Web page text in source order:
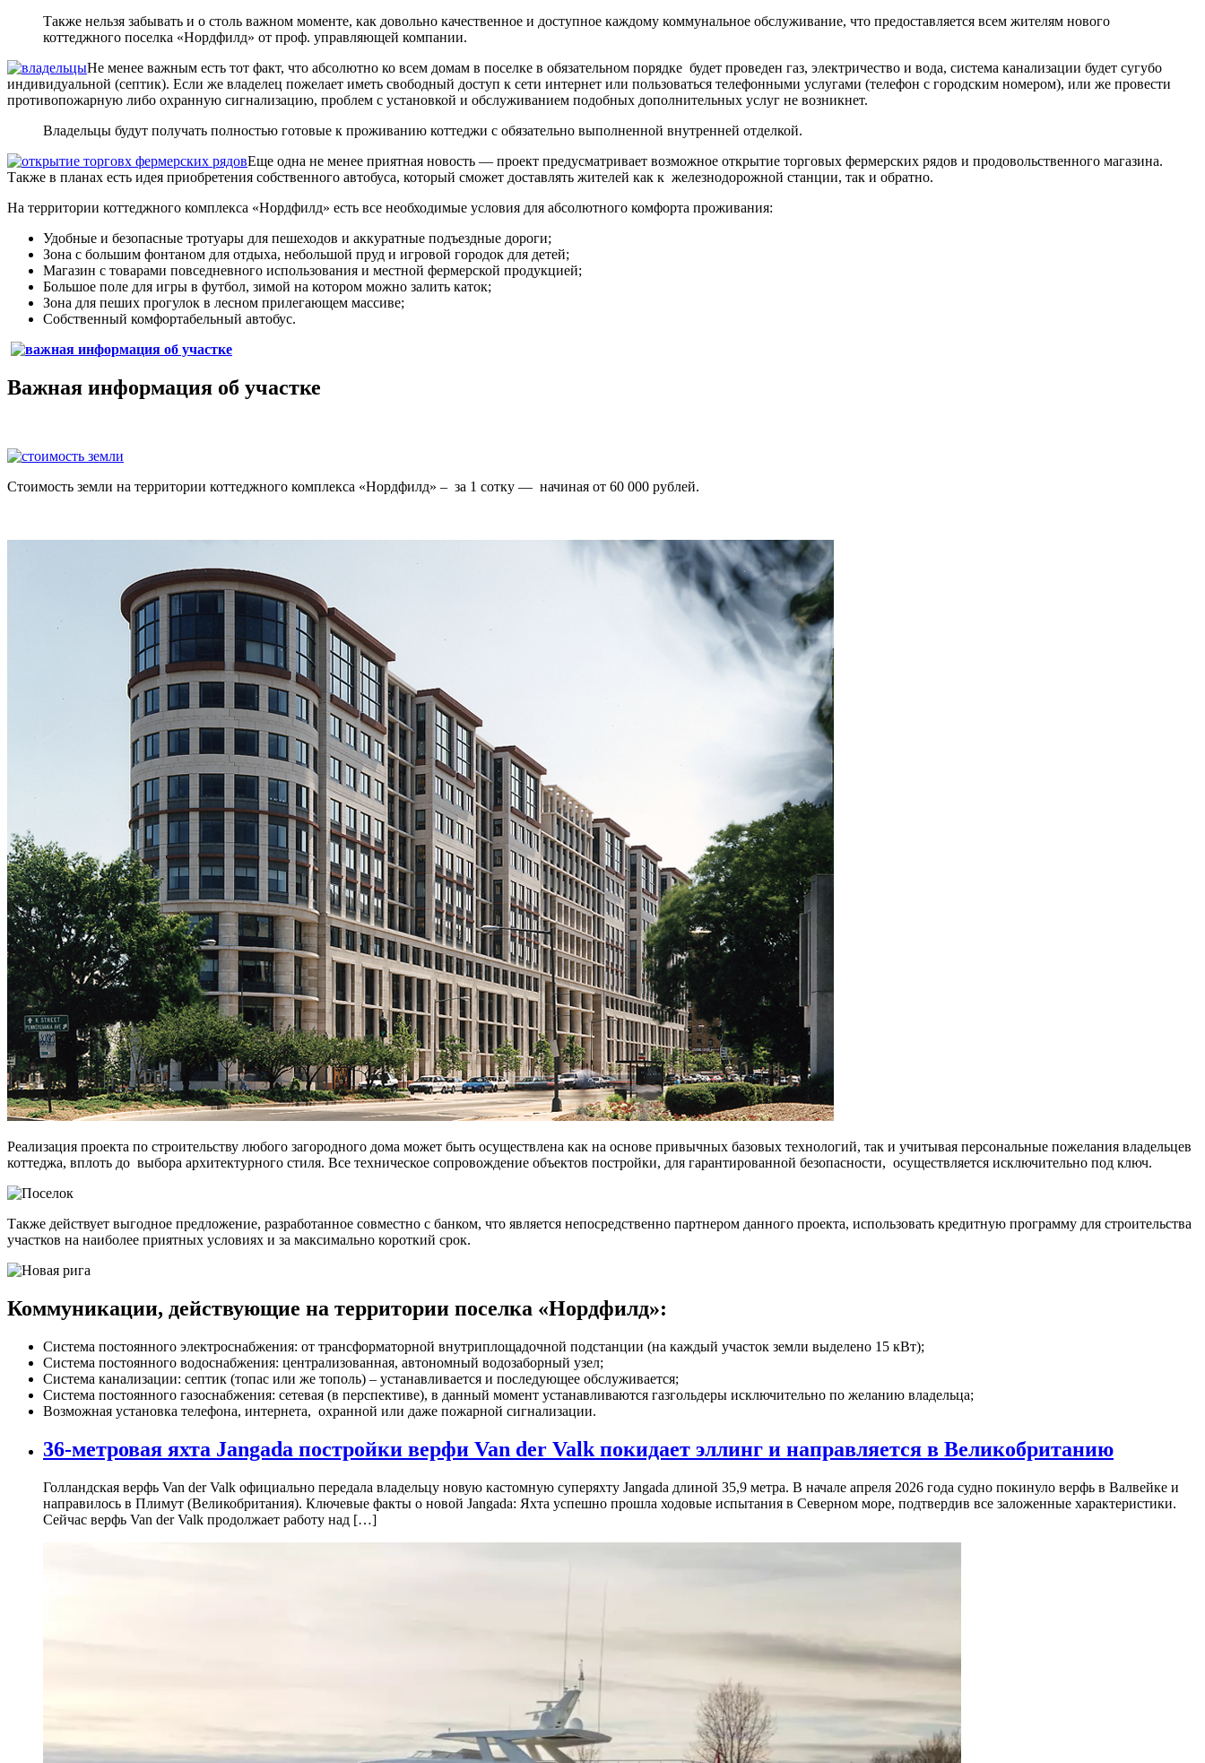
Также нельзя забывать и о столь важном моменте, как довольно качественное и доступное каждому коммунальное обслуживание, что предоставляется всем жителям нового
коттеджного поселка «Нордфилд» от проф. управляющей компании.
Не менее важным есть тот факт, что абсолютно ко всем домам в поселке в обязательном порядке будет проведен газ, электричество и вода, система канализации будет сугубо
индивидуальной (септик). Если же владелец пожелает иметь свободный доступ к сети интернет или пользоваться телефонными услугами (телефон с городским номером), или же провести
противопожарную либо охранную сигнализацию, проблем с установкой и обслуживанием подобных дополнительных услуг не возникнет.
Владельцы будут получать полностью готовые к проживанию коттеджи с обязательно выполненной внутренней отделкой.
Еще одна не менее приятная новость — проект предусматривает возможное открытие торговых фермерских рядов и продовольственного магазина.
Также в планах есть идея приобретения собственного автобуса, который сможет доставлять жителей как к железнодорожной станции, так и обратно.
На территории коттеджного комплекса «Нордфилд» есть все необходимые условия для абсолютного комфорта проживания:
Удобные и безопасные тротуары для пешеходов и аккуратные подъездные дороги;
Зона с большим фонтаном для отдыха, небольшой пруд и игровой городок для детей;
Магазин с товарами повседневного использования и местной фермерской продукцией;
Большое поле для игры в футбол, зимой на котором можно залить каток;
Зона для пеших прогулок в лесном прилегающем массиве;
Собственный комфортабельный автобус.
Важная информация об участке
Стоимость земли на территории коттеджного комплекса «Нордфилд» – за 1 сотку — начиная от 60 000 рублей.
Реализация проекта по строительству любого загородного дома может быть осуществлена как на основе привычных базовых технологий, так и учитывая персональные пожелания владельцев
коттеджа, вплоть до выбора архитектурного стиля. Все техническое сопровождение объектов постройки, для гарантированной безопасности, осуществляется исключительно под ключ.
Также действует выгодное предложение, разработанное совместно с банком, что является непосредственно партнером данного проекта, использовать кредитную программу для строительства
участков на наиболее приятных условиях и за максимально короткий срок.
Коммуникации, действующие на территории поселка «Нордфилд»:
Система постоянного электроснабжения: от трансформаторной внутриплощадочной подстанции (на каждый участок земли выделено 15 кВт);
Система постоянного водоснабжения: централизованная, автономный водозаборный узел;
Система канализации: септик (топас или же тополь) – устанавливается и последующее обслуживается;
Система постоянного газоснабжения: сетевая (в перспективе), в данный момент устанавливаются газгольдеры исключительно по желанию владельца;
Возможная установка телефона, интернета, охранной или даже пожарной сигнализации.
36-метровая яхта Jangada постройки верфи Van der Valk покидает эллинг и направляется в Великобританию
Голландская верфь Van der Valk официально передала владельцу новую кастомную суперяхту Jangada длиной 35,9 метра. В начале апреля 2026 года судно покинуло верфь в Валвейке и
направилось в Плимут (Великобритания). Ключевые факты о новой Jangada: Яхта успешно прошла ходовые испытания в Северном море, подтвердив все заложенные характеристики.
Сейчас верфь Van der Valk продолжает работу над […]